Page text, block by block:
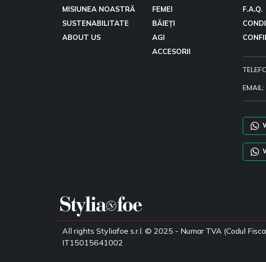
MISIUNEA NOASTRĂ
SUSTENABILITATE
ABOUT US
FEMEI
BĂIEȚI
AGI
ACCESORII
F.A.Q.
EMAIL:
All rights Styliafoe s.r.l. © 2025 - Numar TVA (Codul
IT15015641002